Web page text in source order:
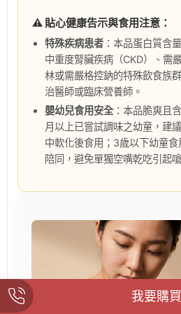
⚠️ 貼心健康告示與食用注意：
特殊疾病患者：本品蛋白質含
中重度腎臟疾病（CKD）、需
林或需嚴格控鈉的特殊飲食族
治醫師或臨床營養師。
嬰幼兒食用安全：本品脆爽且
月以上已嘗試調味之幼童，建
中軟化後食用；3歲以下幼童
陪同，避免單獨空嘴乾吃引起
我要購買